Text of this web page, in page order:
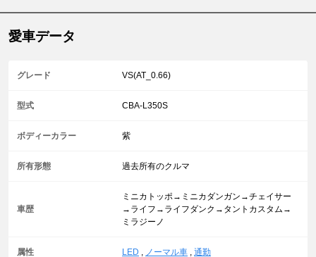
愛車データ
グレード VS(AT_0.66)
型式 CBA-L350S
ボディーカラー 紫
所有形態 過去所有のクルマ
車歴
ミニカトッポ→ミニカダンガン→チェイサー
→ライフ→ライフダンク→タントカスタム→
ミラジーノ
属性 LED , ノーマル車 , 通勤